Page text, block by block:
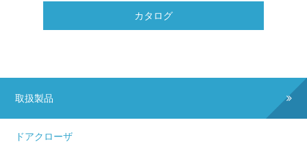
カタログ
取扱製品
ドアクローザ